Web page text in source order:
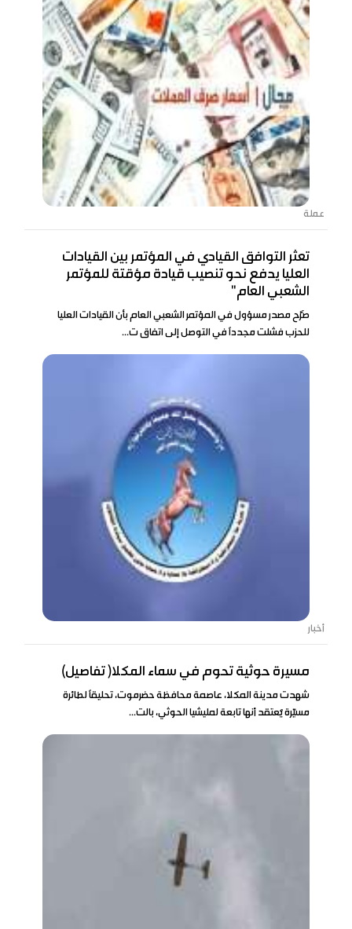
عملة
تعثر التوافق القيادي في المؤتمر بين القيادات
العليا يدفع نحو تنصيب قيادة مؤقتة للمؤتمر
الشعبي العام"
صَرّح مصدر مسؤول في المؤتمر الشعبي العام بأن القيادات العليا
للحزب فشلت مجدداً في التوصل إلى اتفاق ت...
أخبار
مسيرة حوثية تحوم في سماء المكلا( تفاصيل)
شهدت مدينة المكلا، عاصمة محافظة حضرموت، تحليقًا لطائرة
مسيّرة يُعتقد أنها تابعة لمليشيا الحوثي، بالت...